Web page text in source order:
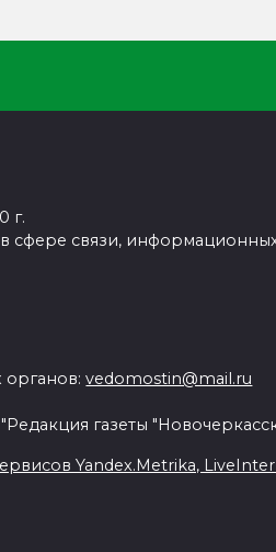
г.
связи,
органов:vedomostin@mail.ru
газеты
Yandex.Metrika,